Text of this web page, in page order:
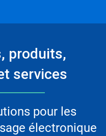
produits,
services
pour les
électronique